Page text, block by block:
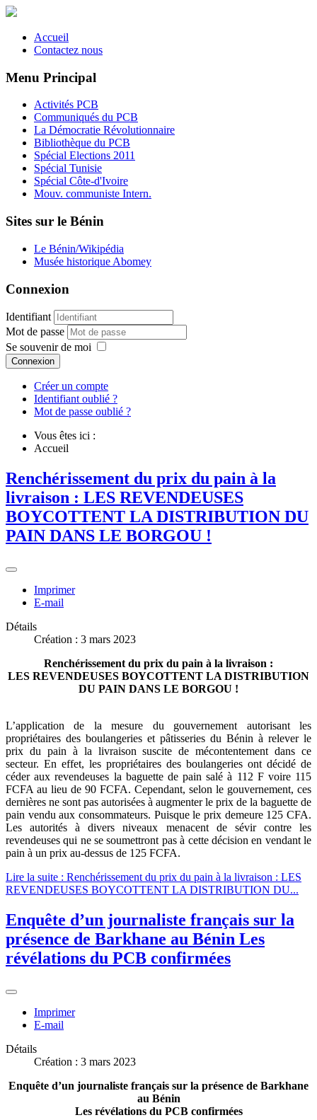
Accueil
Contactez nous
Menu Principal
Activités PCB
Communiqués du PCB
La Démocratie Révolutionnaire
Bibliothèque du PCB
Spécial Elections 2011
Spécial Tunisie
Spécial Côte-d'Ivoire
Mouv. communiste Intern.
Sites sur le Bénin
Le Bénin/Wikipédia
Musée historique Abomey
Connexion
Identifiant
Mot de passe
Se souvenir de moi
Connexion
Créer un compte
Identifiant oublié ?
Mot de passe oublié ?
Vous êtes ici :
Accueil
Renchérissement du prix du pain à la
livraison : LES REVENDEUSES
BOYCOTTENT LA DISTRIBUTION DU
PAIN DANS LE BORGOU !
Imprimer
E-mail
Détails
Création : 3 mars 2023
Renchérissement du prix du pain à la livraison :
LES REVENDEUSES BOYCOTTENT LA DISTRIBUTION
DU PAIN DANS LE BORGOU !
L’application de la mesure du gouvernement autorisant les
propriétaires des boulangeries et pâtisseries du Bénin à relever le
prix du pain à la livraison suscite de mécontentement dans ce
secteur. En effet, les propriétaires des boulangeries ont décidé de
céder aux revendeuses la baguette de pain salé à 112 F voire 115
FCFA au lieu de 90 FCFA. Cependant, selon le gouvernement, ces
dernières ne sont pas autorisées à augmenter le prix de la baguette de
pain vendu aux consommateurs. Puisque le prix demeure 125 CFA.
Les autorités à divers niveaux menacent de sévir contre les
revendeuses qui ne se soumettront pas à cette décision en vendant le
pain à un prix au-dessus de 125 FCFA.
Lire la suite : Renchérissement du prix du pain à la livraison : LES
REVENDEUSES BOYCOTTENT LA DISTRIBUTION DU...
Enquête d’un journaliste français sur la
présence de Barkhane au Bénin Les
révélations du PCB confirmées
Imprimer
E-mail
Détails
Création : 3 mars 2023
Enquête d’un journaliste français sur la présence de Barkhane
au Bénin
Les révélations du PCB confirmées